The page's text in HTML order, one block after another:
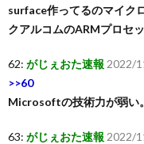
surface作ってるのマイク
クアルコムのARMプロセ
62: がじぇおた速報 2022/
>>60
Microsoftの技術力が弱い。
63: がじぇおた速報 2022/